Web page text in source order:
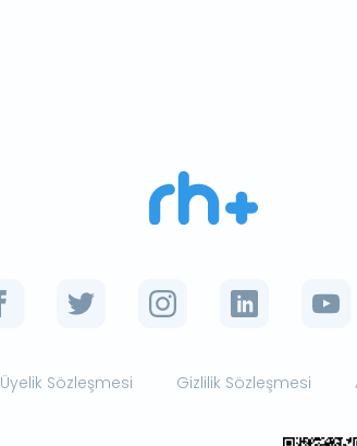
Üyelik Sözleşmesi Gizlilik Sözleşmesi